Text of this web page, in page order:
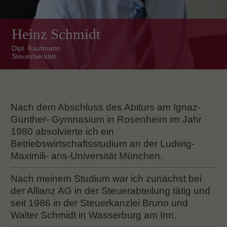
Heinz Schmidt
Dipl. Kaufmann
Steuerberater
Nach dem Abschluss des Abiturs am Ignaz-
Günther- Gymnasium in Rosenheim im Jahr
1980 absolvierte ich ein
Betriebswirtschaftsstudium an der Ludwig-
Maximili- ans-Universität München.
Nach meinem Studium war ich zunächst bei
der Allianz AG in der Steuerabteilung tätig und
seit 1986 in der Steuerkanzlei Bruno und
Walter Schmidt in Wasserburg am Inn.